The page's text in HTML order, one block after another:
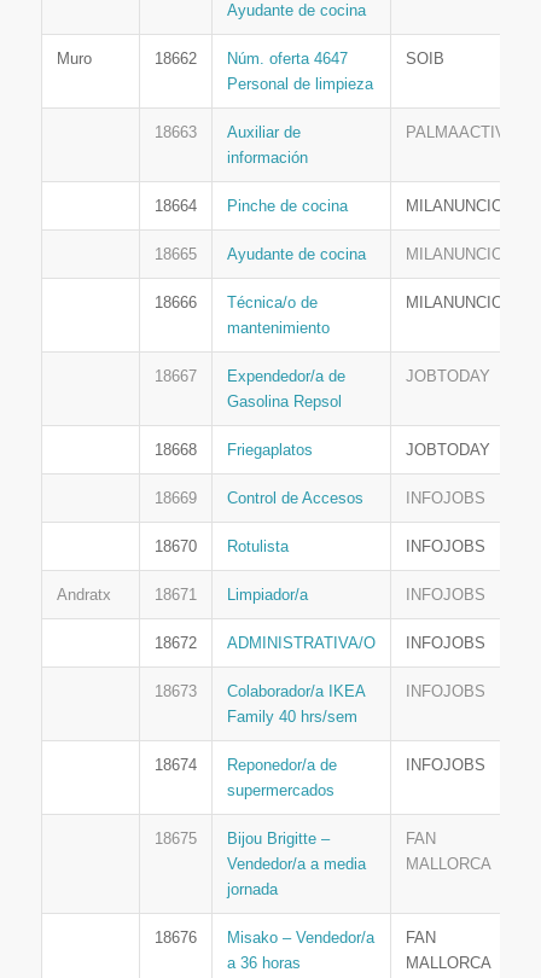
Ayudante de cocina
Muro 18662
Núm. oferta 4647
Personal de limpieza
SOIB
18663
Auxiliar de
información
PALMAACTIVA
18664 Pinche de cocina MILANUNCIOS
18665 Ayudante de cocina MILANUNCIOS
18666
Técnica/o de
mantenimiento
MILANUNCIOS
18667
Expendedor/a de
Gasolina Repsol
JOBTODAY
18668 Friegaplatos JOBTODAY
18669 Control de Accesos INFOJOBS
18670 Rotulista INFOJOBS
Andratx 18671 Limpiador/a INFOJOBS
18672 ADMINISTRATIVA/O INFOJOBS
18673
Colaborador/a IKEA
Family 40 hrs/sem
INFOJOBS
18674
Reponedor/a de
supermercados
INFOJOBS
18675
Bijou Brigitte –
Vendedor/a a media
jornada
FAN
MALLORCA
18676
Misako – Vendedor/a
a 36 horas
FAN
MALLORCA